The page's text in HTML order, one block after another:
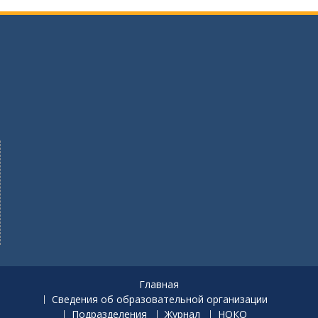
Главная
Сведения об образовательной организации
Подразделения
Журнал НОКО